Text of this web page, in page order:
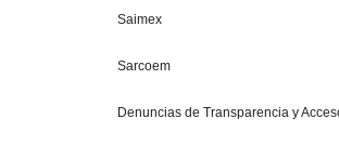
Saimex
Sarcoem
Denuncias de Transparencia y